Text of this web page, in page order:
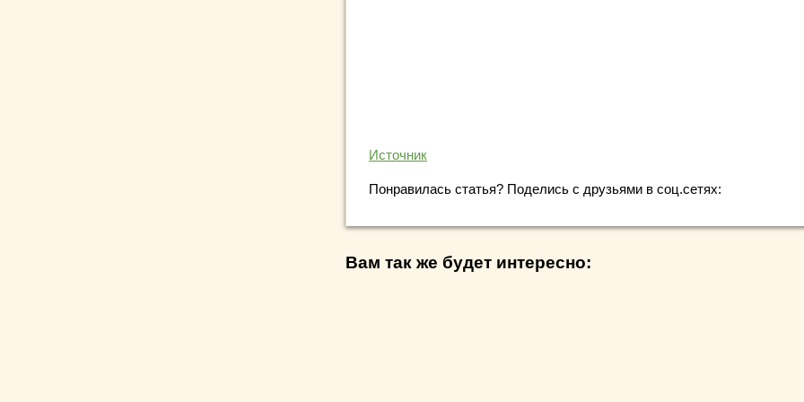
Источник
Понравилась статья? Поделись с друзьями в соц.сетях:
Вам так же будет интересно: